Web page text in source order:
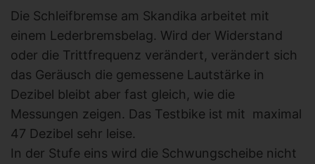
Die Schleifbremse am Skandika arbeitet mit
einem Lederbremsbelag. Wird der Widerstand
oder die Trittfrequenz verändert, verändert sich
das Geräusch die gemessene Lautstärke in
Dezibel bleibt aber fast gleich, wie die
Messungen zeigen. Das Testbike ist mit maximal
47 Dezibel sehr leise.
In der Stufe eins wird die Schwungscheibe nicht